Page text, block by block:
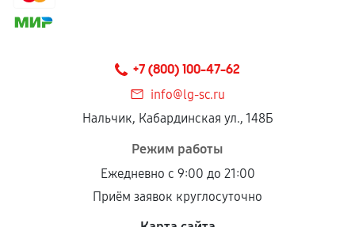
+7 (800) 100-47-62
info@lg-sc.ru
Нальчик, Кабардинская ул., 148Б
Режим работы
Ежедневно с 9:00 до 21:00
Приём заявок круглосуточно